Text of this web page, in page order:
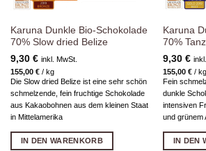
Karuna Dunkle Bio-Schokolade
70% Slow dried Belize
9,30 € inkl. MwSt.
155,00 €/ kg
Die Slow dried Belize ist eine sehr schön
schmelzende, fein fruchtige Schokolade
aus Kakaobohnen aus dem kleinen Staat
in Mittelamerika
IN DEN WARENKORB
Karuna
70%
9,30 €
155,00 €/ kg
Fein
dunkle
intensiven
und grünem
IN DEN